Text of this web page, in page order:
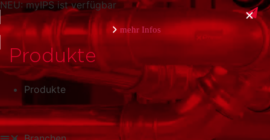
NEU: myIPS ist verfügbar
mehr Infos
schließen
Produkte
Produkte